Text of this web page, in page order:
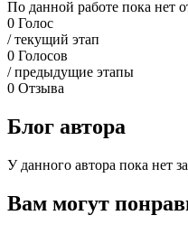
По данной работе пока нет
0 Голос
/ текущий этап
0 Голосов
/ предыдущие этапы
0 Отзыва
Блог автора
У данного автора пока нет
Вам могут